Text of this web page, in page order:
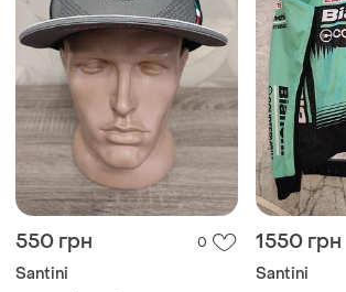
550 грн 0
Santini
1550 грн
Santini